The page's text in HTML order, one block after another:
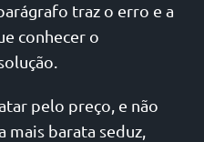
traz o erro e a
conhecer o
pelo preço, e não
mais barata seduz,